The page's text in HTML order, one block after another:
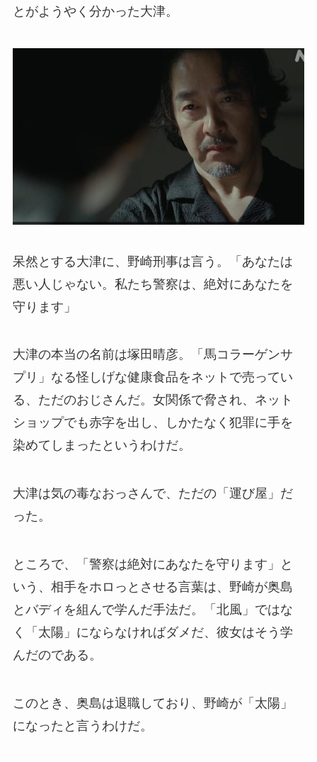
とがようやく分かった大津。
呆然とする大津に、野崎刑事は言う。「あなたは
悪い人じゃない。私たち警察は、絶対にあなたを
守ります」
大津の本当の名前は塚田晴彦。「馬コラーゲンサ
プリ」なる怪しげな健康食品をネットで売ってい
る、ただのおじさんだ。女関係で脅され、ネット
ショップでも赤字を出し、しかたなく犯罪に手を
染めてしまったというわけだ。
大津は気の毒なおっさんで、ただの「運び屋」だ
った。
ところで、「警察は絶対にあなたを守ります」と
いう、相手をホロっとさせる言葉は、野崎が奥島
とバディを組んで学んだ手法だ。「北風」ではな
く「太陽」にならなければダメだ、彼女はそう学
んだのである。
このとき、奥島は退職しており、野崎が「太陽」
になったと言うわけだ。